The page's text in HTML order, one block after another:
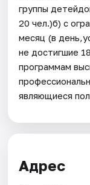
группы
20 чел.)б) с
месяц (в
не достигшие
программам
являющиеся
Адрес